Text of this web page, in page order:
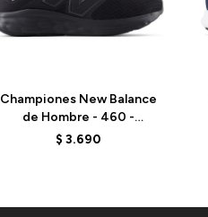
Championes New Balance
de Hombre - 460 -
M460RK4 - BLACK
$ 3.690